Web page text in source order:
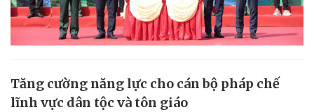
Tăng cường năng lực cho cán bộ pháp chế
lĩnh vực dân tộc và tôn giáo